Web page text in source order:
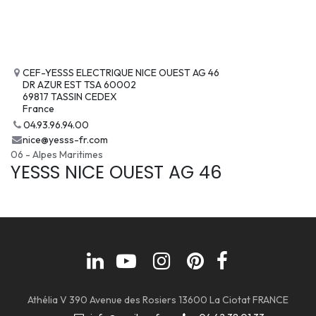
CEF-YESSS ELECTRIQUE NICE OUEST AG 46
DR AZUR EST TSA 60002
69817 TASSIN CEDEX
France
04.93.96.94.00
nice@yesss-fr.com
06 - Alpes Maritimes
YESSS NICE OUEST AG 46
Athélia V 390 Avenue des Rosiers 13600 La Ciotat FRANCE